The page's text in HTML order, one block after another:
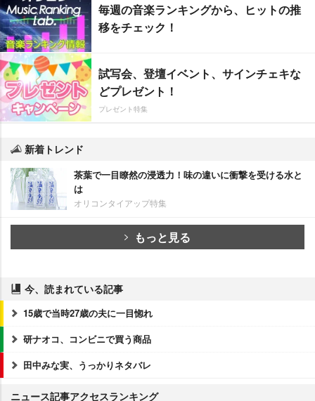
毎週の音楽ランキングから、ヒットの推
移をチェック！
試写会、登壇イベント、サインチェキな
どプレゼント！
プレゼント特集
新着トレンド
茶葉で一目瞭然の浸透力！味の違いに衝撃を受ける水と
は
オリコンタイアップ特集
もっと見る
今、読まれている記事
15歳で当時27歳の夫に一目惚れ
研ナオコ、コンビニで買う商品
田中みな実、うっかりネタバレ
ニュース記事アクセスランキング